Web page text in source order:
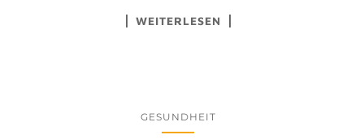
WEITERLESEN
GESUNDHEIT